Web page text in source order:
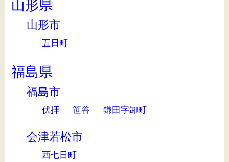
山形県
山形市
五日町
福島県
福島市
伏拝 笹谷 鎌田字卸町
会津若松市
西七日町